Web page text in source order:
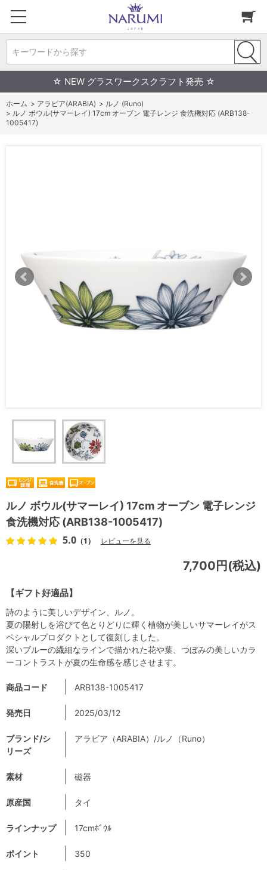
キーワードから探す
☆ NEW グラスワークスクラフト発売 ☆
ホーム > アラビア(ARABIA) > ルノ (Runo)
> ルノ ボウル(サマーレイ) 17cm オーブン 電子レンジ 食洗機対応 (ARB138-
1005417)
ルノ ボウル(サマーレイ) 17cm オーブン 電子レンジ
食洗機対応 (ARB138-1005417)
5.0 （1） レビューを見る
【ギフト好適品】
7,700円(税込)
商品コード ARB138-1005417
発売日 2025/03/12
ブランド/シ
リーズ
アラビア（ARABIA）/ルノ（Runo）
素材 磁器
原産国 タイ
ラインナップ 17cmﾎﾞｳﾙ
ポイント 350
詩のように美しいデザイン、ルノ。
夏の陽射しを浴びて色とりどりに輝く植物が美しいサマーレイがス
ペシャルプロダクトとして復刻しました。
深いブルーの繊細なラインで描かれた花や葉、つぼみの美しいカラ
ーコントラストが夏の生命感を感じさせます。